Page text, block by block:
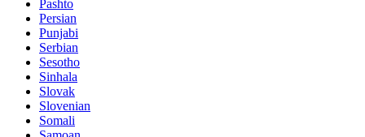
Pashto
Persian
Punjabi
Serbian
Sesotho
Sinhala
Slovak
Slovenian
Somali